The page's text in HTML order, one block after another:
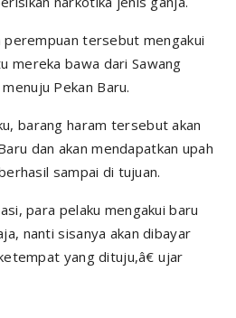
tersebut mengakui
mereka bawa dari Sawang
Pekan Baru.
barang haram tersebut akan
dan akan mendapatkan upah
sampai di tujuan.
para pelaku mengakui baru
nanti sisanya akan dibayar
yang dituju,â€ ujar